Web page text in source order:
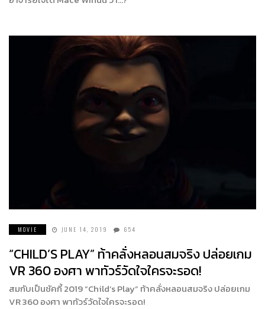
MOVIE JUNE 14, 2019 654
“CHILD’S PLAY” ท้าคลั่งหลอนสมจริง ปล่อยเกม
VR 360 องศา พาทัวร์วัดใจใครจะรอด!
สมกับเป็นชัคกี้ 2019 “Child’s Play” ท้าคลั่งหลอนสมจริง ปล่อยเกม
VR 360 องศา พาทัวร์วัดใจใครจะรอด!